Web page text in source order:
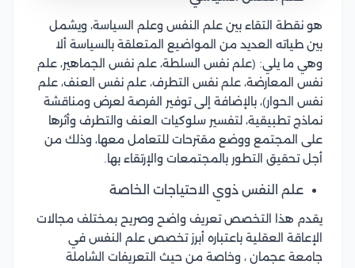
هو نقطة التقاء بين علم النفس وعلم السياسة، ويشمل
بين طياته العديد من المواضيع المتعلقة بالسياسة ألا
وهي ما يلي: (علم نفس السلطة، علم نفس الجماهير، علم
نفس المعارضة، علم نفس التطرف، علم نفس العنف، علم
نفس الحوار)، بالإضافة إلى توفير الفرصة لعرض ومناقشة
نماذج تطبيقية، لتفسير سلوكيات العنف والتطرف وأثرها
على المجتمع ووضع مقترحات للتعامل معها، وذلك من
أجل تحقيق التطور بالمجتمعات والإرتقاء بها.
علم النفس ذوي الاحتياجات الخاصة
يقدم هذا التخصص تعريف واضح وصريح بمختلف مجالات
الإعاقة العقلية باعتباره أبرز تخصص علم النفس في
جامعة عجمان ، وخاصة من حيث التعريفات الشاملة